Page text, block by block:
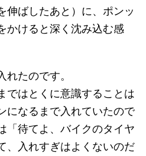
伸ばしたあと）に、ポンッ
かけると深く沈み込む感
たのです。
ではとくに意識することは
になるまで入れていたので
「待てよ、バイクのタイヤ
、入れすぎはよくないのだ